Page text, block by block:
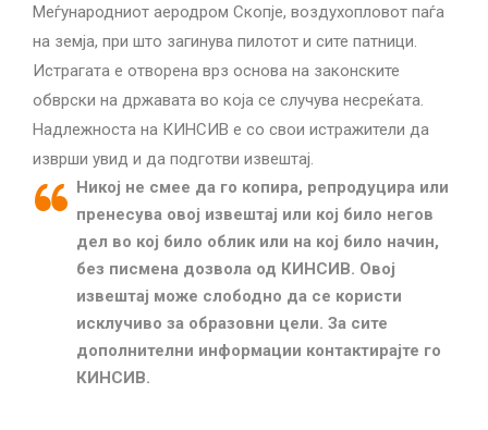
Меѓународниот аеродром Скопје, воздухопловот паѓа
на земја, при што загинува пилотот и сите патници.
Истрагата е отворена врз основа на законските
обврски на државата во која се случува несреќата.
Надлежноста на КИНСИВ е со свои истражители да
изврши увид и да подготви извештај.
Никој не смее да го копира, репродуцира или
пренесува овој извештај или кој било негов
дел во кој било облик или на кој било начин,
без писмена дозвола од КИНСИВ. Овој
извештај може слободно да се користи
исклучиво за образовни цели. За сите
дополнителни информации контактирајте го
КИНСИВ.